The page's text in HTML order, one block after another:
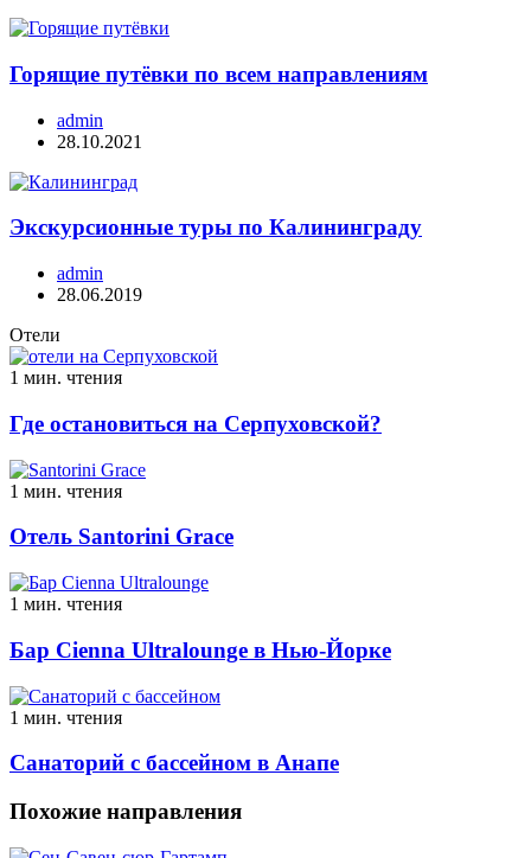
Горящие путёвки по всем направлениям
admin
28.10.2021
Экскурсионные туры по Калининграду
admin
28.06.2019
Отели
1 мин. чтения
Где остановиться на Серпуховской?
1 мин. чтения
Отель Santorini Grace
1 мин. чтения
Бар Cienna Ultralounge в Нью-Йорке
1 мин. чтения
Санаторий с бассейном в Анапе
Похожие направления